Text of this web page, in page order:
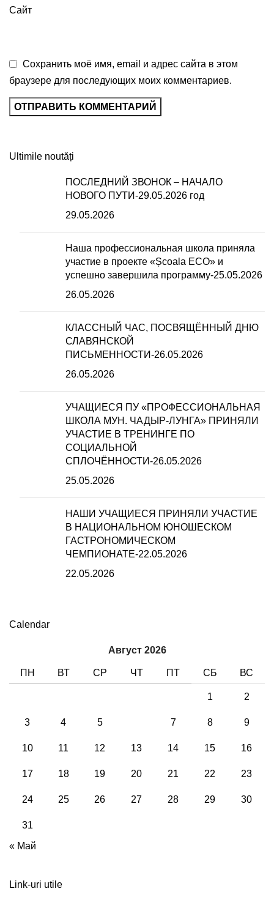
Сайт
Сохранить моё имя, email и адрес сайта в этом
браузере для последующих моих комментариев.
Ultimile noutăți
ПОСЛЕДНИЙ ЗВОНОК – НАЧАЛО
НОВОГО ПУТИ-29.05.2026 год
29.05.2026
Наша профессиональная школа приняла
участие в проекте «Școala ECO» и
успешно завершила программу-25.05.2026
26.05.2026
КЛАССНЫЙ ЧАС, ПОСВЯЩЁННЫЙ ДНЮ
СЛАВЯНСКОЙ
ПИСЬМЕННОСТИ-26.05.2026
26.05.2026
УЧАЩИЕСЯ ПУ «ПРОФЕССИОНАЛЬНАЯ
ШКОЛА МУН. ЧАДЫР-ЛУНГА» ПРИНЯЛИ
УЧАСТИЕ В ТРЕНИНГЕ ПО
СОЦИАЛЬНОЙ
СПЛОЧЁННОСТИ-26.05.2026
25.05.2026
НАШИ УЧАЩИЕСЯ ПРИНЯЛИ УЧАСТИЕ
В НАЦИОНАЛЬНОМ ЮНОШЕСКОМ
ГАСТРОНОМИЧЕСКОМ
ЧЕМПИОНАТЕ-22.05.2026
22.05.2026
Calendar
Август 2026
ПН ВТ СР ЧТ ПТ СБ ВС
1 2
3 4 5 7 8 9
10 11 12 13 14 15 16
17 18 19 20 21 22 23
24 25 26 27 28 29 30
31
« Май
Link-uri utile